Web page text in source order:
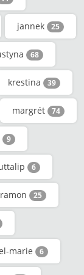
jannek 25
68
krestina 39
margrét 74
9
6
ramon 25
marie 6